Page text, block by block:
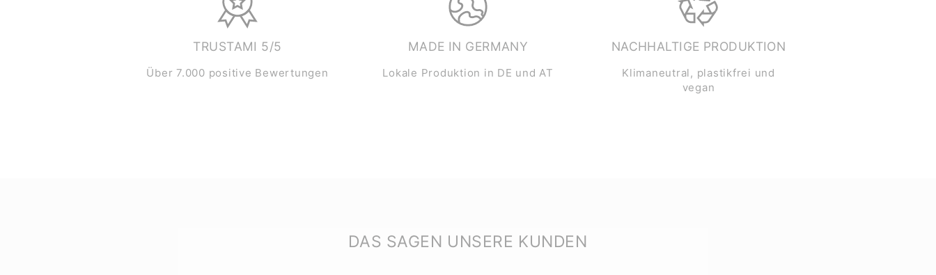
TRUSTAMI 5/5
Über 7.000 positive Bewertungen
MADE IN GERMANY
Lokale Produktion in DE und AT
NACHHALTIGE PRODUKTION
Klimaneutral, plastikfrei und
vegan
DAS SAGEN UNSERE KUNDEN